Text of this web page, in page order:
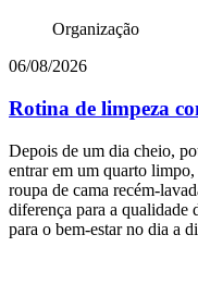
Organização
06/08/2026
Rotina de limpeza
Depois de um dia cheio,
entrar em um quarto
roupa de cama recém-
diferença para a qualidade
para o bem-estar no dia a